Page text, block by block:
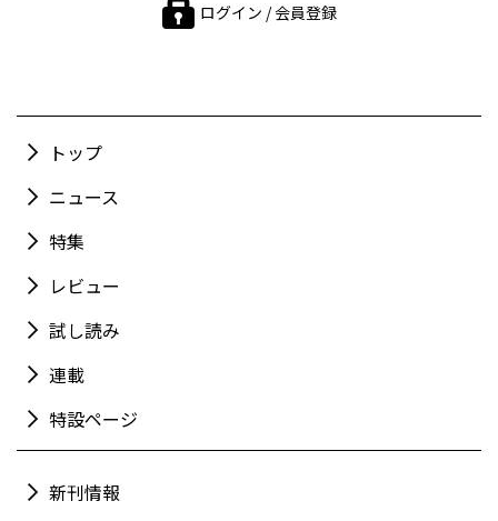
ログイン / 会員登録
トップ
ニュース
特集
レビュー
試し読み
連載
特設ページ
新刊情報